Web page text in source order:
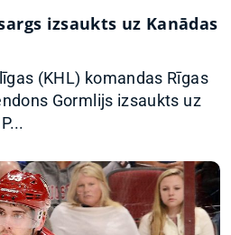
izsaukts uz Kanādas
(KHL) komandas Rīgas
Gormlijs izsaukts uz